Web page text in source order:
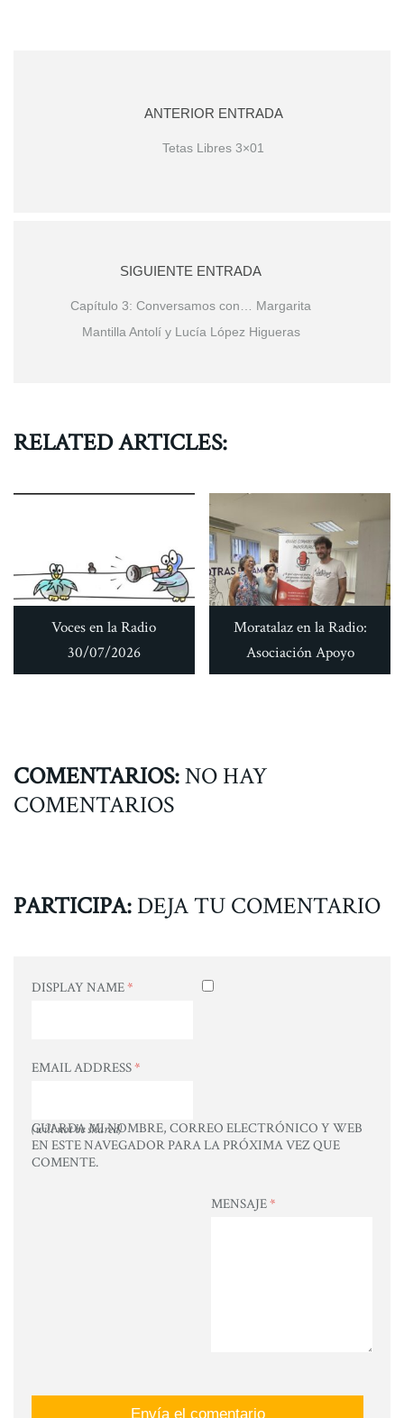
ANTERIOR ENTRADA
Tetas Libres 3×01
SIGUIENTE ENTRADA
Capítulo 3: Conversamos con… Margarita
Mantilla Antolí y Lucía López Higueras
RELATED ARTICLES:
Voces en la Radio
30/07/2026
Moratalaz en la Radio:
Asociación Apoyo
COMENTARIOS:NO HAY
COMENTARIOS
PARTICIPA: DEJA TU COMENTARIO
DISPLAY NAME*
EMAIL ADDRESS*
(will not be shared)
GUARDA MI NOMBRE, CORREO ELECTRÓNICO Y WEB
EN ESTE NAVEGADOR PARA LA PRÓXIMA VEZ QUE
COMENTE.
MENSAJE*